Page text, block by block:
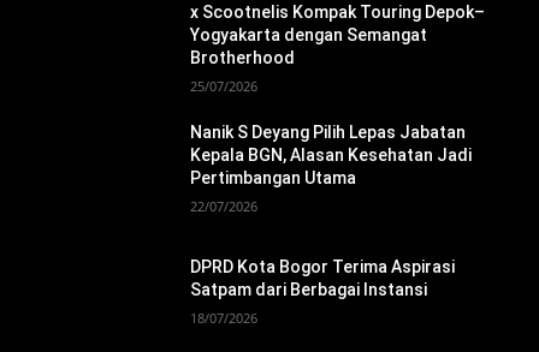
x Scootnelis Kompak Touring Depok–
Yogyakarta dengan Semangat
Brotherhood
25/07/2026
Nanik S Deyang Pilih Lepas Jabatan
Kepala BGN, Alasan Kesehatan Jadi
Pertimbangan Utama
22/07/2026
DPRD Kota Bogor Terima Aspirasi
Satpam dari Berbagai Instansi
18/07/2026